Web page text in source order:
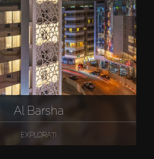
Al Barsha
EXPLORAȚI